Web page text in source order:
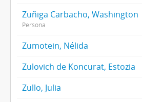
Zuñiga Carbacho, Washington
Persona
Zumotein, Nélida
Zulovich de Koncurat, Estozia
Zullo, Julia